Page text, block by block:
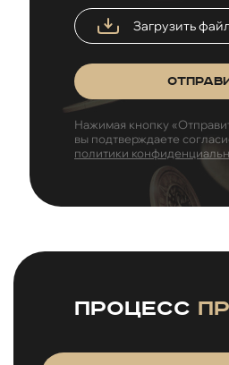
Загрузить файл
Нажимая кнопку
вы подтверждаете
политики
Процесс